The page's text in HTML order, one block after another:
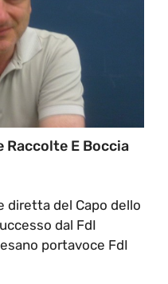
Raccolte E Boccia
diretta del Capo dello
dal FdI
portavoce FdI